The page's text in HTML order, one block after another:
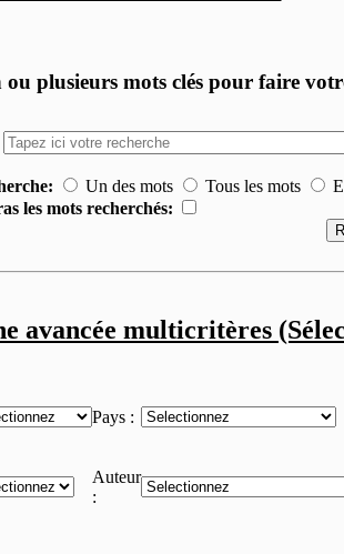
ou plusieurs mots clés pour faire
Un des mots Tous les mots
les mots recherchés:
avancée multicritères
Pays :
Auteur
: